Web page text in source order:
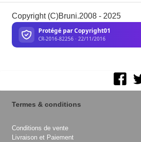
Copyright (C)Bruni.2008 - 2025
Termes & conditions
Conditions de vente
Livraison et Paiement